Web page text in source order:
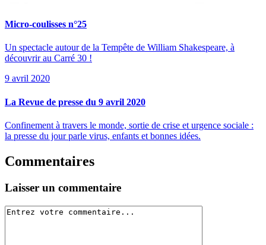
Micro-coulisses n°25
Un spectacle autour de la Tempête de William Shakespeare, à
découvrir au Carré 30 !
9 avril 2020
La Revue de presse du 9 avril 2020
Confinement à travers le monde, sortie de crise et urgence sociale :
la presse du jour parle virus, enfants et bonnes idées.
Commentaires
Laisser un commentaire